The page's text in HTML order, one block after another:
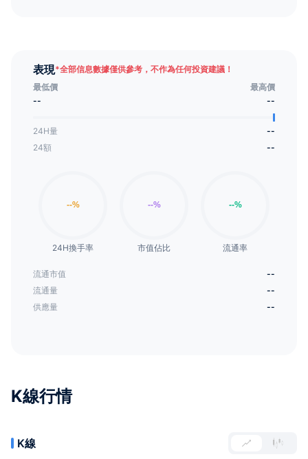
表現*全部信息數據僅供參考，不作為任何投資建議！
最低價
最高價
--
--
24H量
--
24額
--
24H換手率 市值佔比 流通率
流通市值
--
流通量
--
供應量
--
K線行情
K線